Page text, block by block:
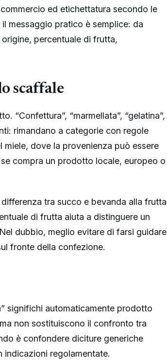
ed etichettatura secondo le
messaggio pratico è semplice: da
percentuale di frutta,
scaffale
“Confettura”, “marmellata”, “gelatina”,
rimandano a categorie con regole
miele, dove la provenienza può essere
compra un prodotto locale, europeo o
tra succo e bevanda alla frutta
di frutta aiuta a distinguere un
dubbio, meglio evitare di farsi guidare
fronte della confezione.
significhi automaticamente prodotto
non sostituiscono il confronto tra
è confondere diciture generiche
indicazioni regolamentate.